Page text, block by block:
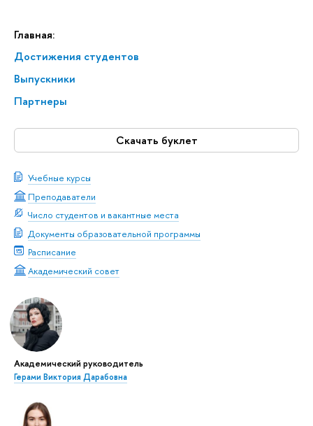
Главная:
Достижения студентов
Выпускники
Партнеры
Скачать буклет
Учебные курсы
Преподаватели
Число студентов и вакантные места
Документы образовательной программы
Расписание
Академический совет
Академический руководитель
Герами Виктория Дарабовна